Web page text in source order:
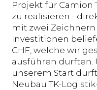
Projekt für Camion
zu realisieren -
mit zwei
Investitionen
CHF, welche wir
ausführen durften.
unserem Start
Neubau TK-